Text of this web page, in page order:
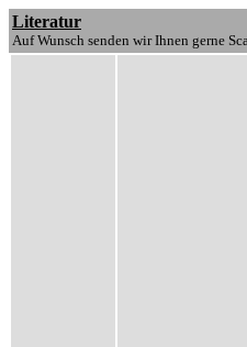
Literatur
Auf Wunsch senden wir Ihnen gerne